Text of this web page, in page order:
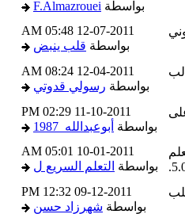
بواسطة F.Almazrouei
12-07-2011
05:48 AM
بواسطة قلب ينبض
12-04-2011
08:24 AM
بواسطة رسولي قدوتي
11-10-2011
02:29 PM
بواسطة أبوعبدالله_1987
10-01-2011
05:01 AM
بواسطة التعلم السريع ل
09-12-2011
12:32 PM
بواسطة شهرزاد حسن